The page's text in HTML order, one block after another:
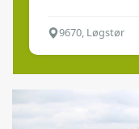
9670, Løgstør